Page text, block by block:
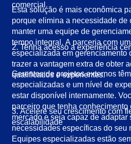
comercial.
Esta solução é mais econômica
porque elimina a necessidade de
manter uma equipe de
tempo integral. A parceria com
especializada em gerenciamento
trazer a vantagem extra de obter
qualificados e experientes.
2. Tenha acesso a experiência
Gerentes de projetos externos
especializadas e um nível de
estar disponível internamente.
parceiro que tenha
mercado e seja capaz de adaptar
necessidades específicas do seu
Equipes especializadas estão
3. Acelere seu crescimento com
escalabilidade